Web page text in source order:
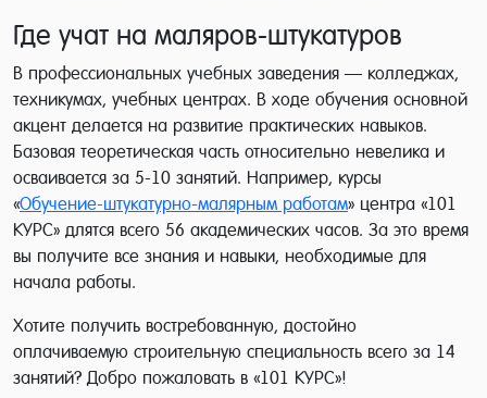
Где учат на маляров-штукатуров
В профессиональных учебных заведения — колледжах,
техникумах, учебных центрах. В ходе обучения основной
акцент делается на развитие практических навыков.
Базовая теоретическая часть относительно невелика и
осваивается за 5-10 занятий. Например, курсы
«Обучение-штукатурно-малярным работам» центра «101
КУРС» длятся всего 56 академических часов. За это время
вы получите все знания и навыки, необходимые для
начала работы.
Хотите получить востребованную, достойно
оплачиваемую строительную специальность всего за 14
занятий? Добро пожаловать в «101 КУРС»!